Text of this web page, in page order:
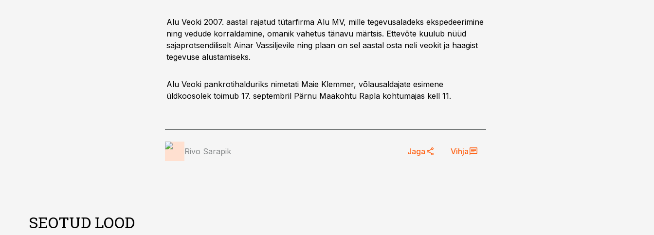
Alu Veoki 2007. aastal rajatud tütarfirma Alu MV, mille tegevusaladeks ekspedeerimine
ning vedude korraldamine, omanik vahetus tänavu märtsis. Ettevõte kuulub nüüd
sajaprotsendiliselt Ainar Vassiljevile ning plaan on sel aastal osta neli veokit ja haagist
tegevuse alustamiseks.
Alu Veoki pankrotihalduriks nimetati Maie Klemmer, võlausaldajate esimene
üldkoosolek toimub 17. septembril Pärnu Maakohtu Rapla kohtumajas kell 11.
Rivo Sarapik Jaga Vihja
SEOTUD LOOD